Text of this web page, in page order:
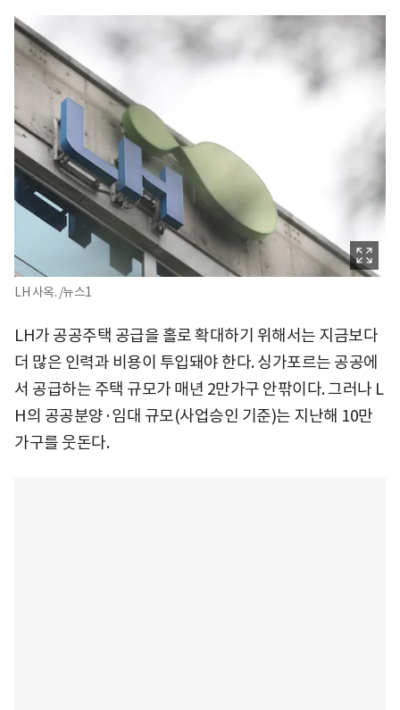
LH 사옥. /뉴스1
LH가 공공주택 공급을 홀로 확대하기 위해서는 지금보다
더 많은 인력과 비용이 투입돼야 한다. 싱가포르는 공공에
서 공급하는 주택 규모가 매년 2만가구 안팎이다. 그러나 L
H의 공공분양·임대 규모(사업승인 기준)는 지난해 10만
가구를 웃돈다.